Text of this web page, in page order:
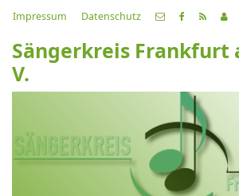
Impressum Datenschutz
Sängerkreis Frankfurt
V.